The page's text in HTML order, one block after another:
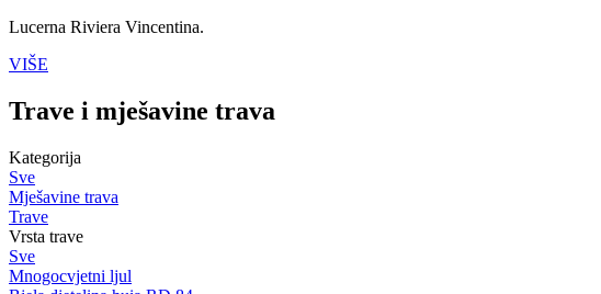
Lucerna Riviera Vincentina.
VIŠE
Trave i mješavine trava
Kategorija
Sve
Mješavine trava
Trave
Vrsta trave
Sve
Mnogocvjetni ljul